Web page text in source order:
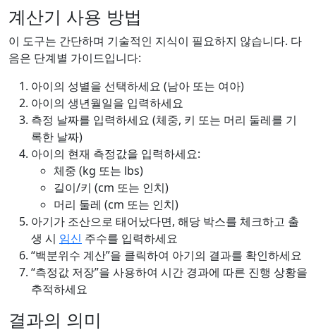
계산기 사용 방법
이 도구는 간단하며 기술적인 지식이 필요하지 않습니다. 다
음은 단계별 가이드입니다:
아이의 성별을 선택하세요 (남아 또는 여아)
아이의 생년월일을 입력하세요
측정 날짜를 입력하세요 (체중, 키 또는 머리 둘레를 기
록한 날짜)
아이의 현재 측정값을 입력하세요:
체중 (kg 또는 lbs)
길이/키 (cm 또는 인치)
머리 둘레 (cm 또는 인치)
아기가 조산으로 태어났다면, 해당 박스를 체크하고 출
생 시 임신 주수를 입력하세요
“백분위수 계산”을 클릭하여 아기의 결과를 확인하세요
“측정값 저장”을 사용하여 시간 경과에 따른 진행 상황을
추적하세요
결과의 의미